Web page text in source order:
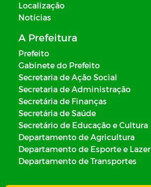
Localização
Notícias
A Prefeitura
Prefeito
Gabinete do Prefeito
Secretaria de Ação Social
Secretaria de Administração
Secretária de Finanças
Secretária de Saúde
Secretário de Educação e Cultura
Departamento de Agricultura
Departamento de Esporte e Lazer
Departamento de Transportes